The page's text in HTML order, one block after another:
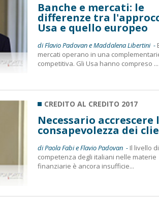
Banche e mercati: le
differenze tra
Usa e quello europeo
di Flavio Padovan e Maddalena Libertini -
mercati operano in una
competitiva. Gli Usa hanno compreso ...
CREDITO AL CREDITO 2017
Necessario accrescere
consapevolezza dei
di Paola Fabi e Flavio Padovan - Il livello di
competenza degli italiani nelle materie
finanziarie è ancora insufficie...